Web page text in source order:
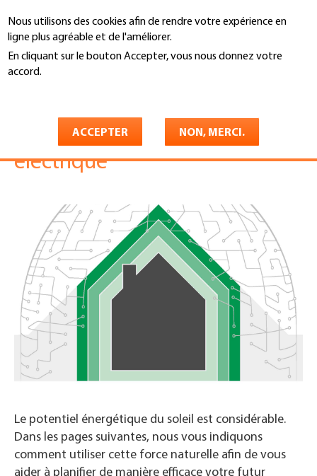
Nous utilisons des cookies afin de rendre votre expérience en
ligne plus agréable et de l'améliorer.
En cliquant sur le bouton Accepter, vous nous donnez votre
accord.
ACCEPTER NON, MERCI.
au
contenu
principal
Recherche
You
Smart Home, mobilité
électrique
Le potentiel énergétique du soleil est considérable.
Dans les pages suivantes, nous vous indiquons
comment utiliser cette force naturelle afin de vous
aider à planifier de manière efficace votre futur